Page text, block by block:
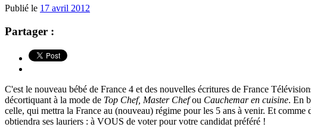
Publié le 17 avril 2012
Partager :
C'est le nouveau bébé de France 4 et des nouvelles écritures de France
décortiquant à la mode de Top Chef, Master Chefou Cauchemar en cuisine. En
celle, qui mettra la France au (nouveau) régime pour les 5 ans à venir. Et
obtiendra ses lauriers : à VOUS de voter pour votre candidat préféré !